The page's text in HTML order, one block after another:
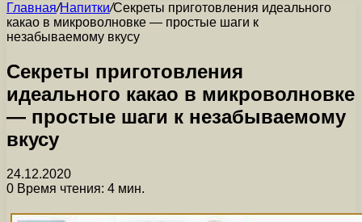
Главная/Напитки/Секреты приготовления идеального
какао в микроволновке — простые шаги к
незабываемому вкусу
Секреты приготовления
идеального какао в микроволновке
— простые шаги к незабываемому
вкусу
24.12.2020
0 Время чтения: 4 мин.